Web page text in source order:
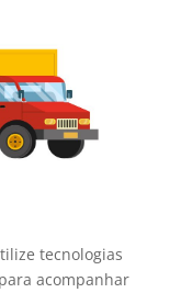
tecnologias
acompanhar